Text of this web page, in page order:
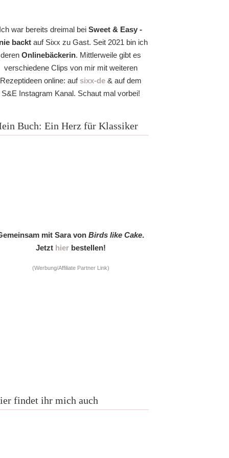
war bereits dreimal beiSweet & Easy -
backtauf Sixx zu Gast. Seit 2021 bin ich
deren Onlinebäckerin. Mittlerweile gibt es
verschiedene Clips von mir mit weiteren
Rezeptideen online: auf sixx-de& auf dem
S&E Instagram Kanal. Schaut mal vorbei!
Buch: Ein Herz für Klassiker
mit Sara vonBirds like Cake.
Jetzt hierbestellen!
(Werbung/Affiliate Partner Link)
findet ihr mich auch